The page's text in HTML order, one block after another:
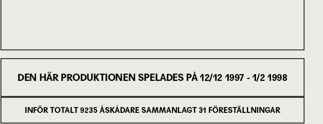
DEN HÄR PRODUKTIONEN SPELADES PÅ 12/12 1997 - 1/2 1998
INFÖR TOTALT 9235 ÅSKÅDARE SAMMANLAGT 31 FÖRESTÄLLNINGAR